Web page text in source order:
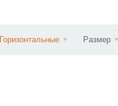
Горизонтальные Размер